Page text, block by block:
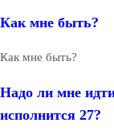
Как мне быть?
Как мне быть?
Надо ли мне
исполнится 27?